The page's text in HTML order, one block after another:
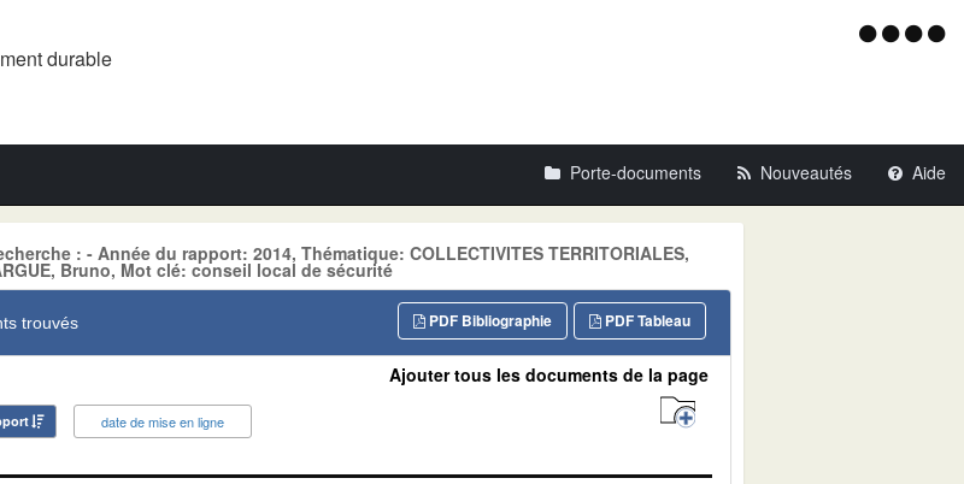
durable Menu
Porte-documents Nouveautés Aide
: - Année du rapport: 2014, Thématique: COLLECTIVITES TERRITORIALES,
Bruno, Mot clé: conseil local de sécurité
trouvés PDF Tableau
PDF Bibliographie
date de mise en ligne
Ajouter tous les documents de la page